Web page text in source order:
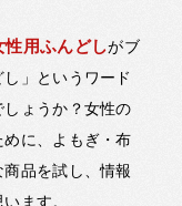
性用ふんどしがブ
」というワード
ょうか？女性の
に、よもぎ・布
品を試し、情報
ます。